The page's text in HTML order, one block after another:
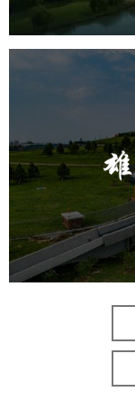
旅游休闲 公园
智